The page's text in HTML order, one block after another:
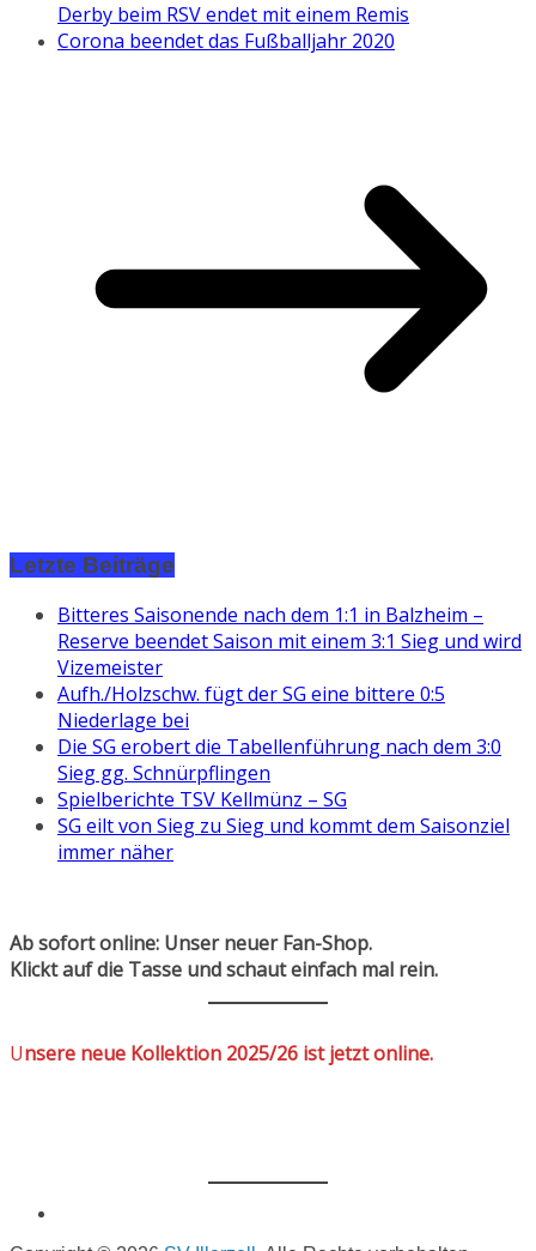
Derby beim RSV endet mit einem Remis
Corona beendet das Fußballjahr 2020
Letzte Beiträge
Bitteres Saisonende nach dem 1:1 in Balzheim –
Reserve beendet Saison mit einem 3:1 Sieg und wird
Vizemeister
Aufh./Holzschw. fügt der SG eine bittere 0:5
Niederlage bei
Die SG erobert die Tabellenführung nach dem 3:0
Sieg gg. Schnürpflingen
Spielberichte TSV Kellmünz – SG
SG eilt von Sieg zu Sieg und kommt dem Saisonziel
immer näher
Ab sofort online: Unser neuer Fan-Shop.
Klickt auf die Tasse und schaut einfach mal rein.
Unsere neue Kollektion 2025/26 ist jetzt online.